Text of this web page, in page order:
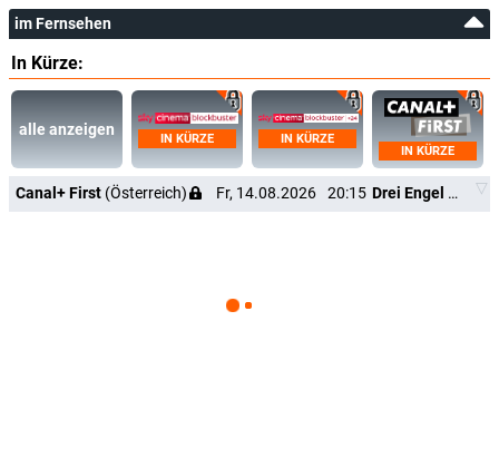
im Fernsehen
In Kürze:
alle anzeigen
IN KÜRZE
IN KÜRZE
IN KÜRZE
Canal+ First (Österreich) Fr, 14.08.2026 20:15 Drei Engel für Charlie - Volle Power